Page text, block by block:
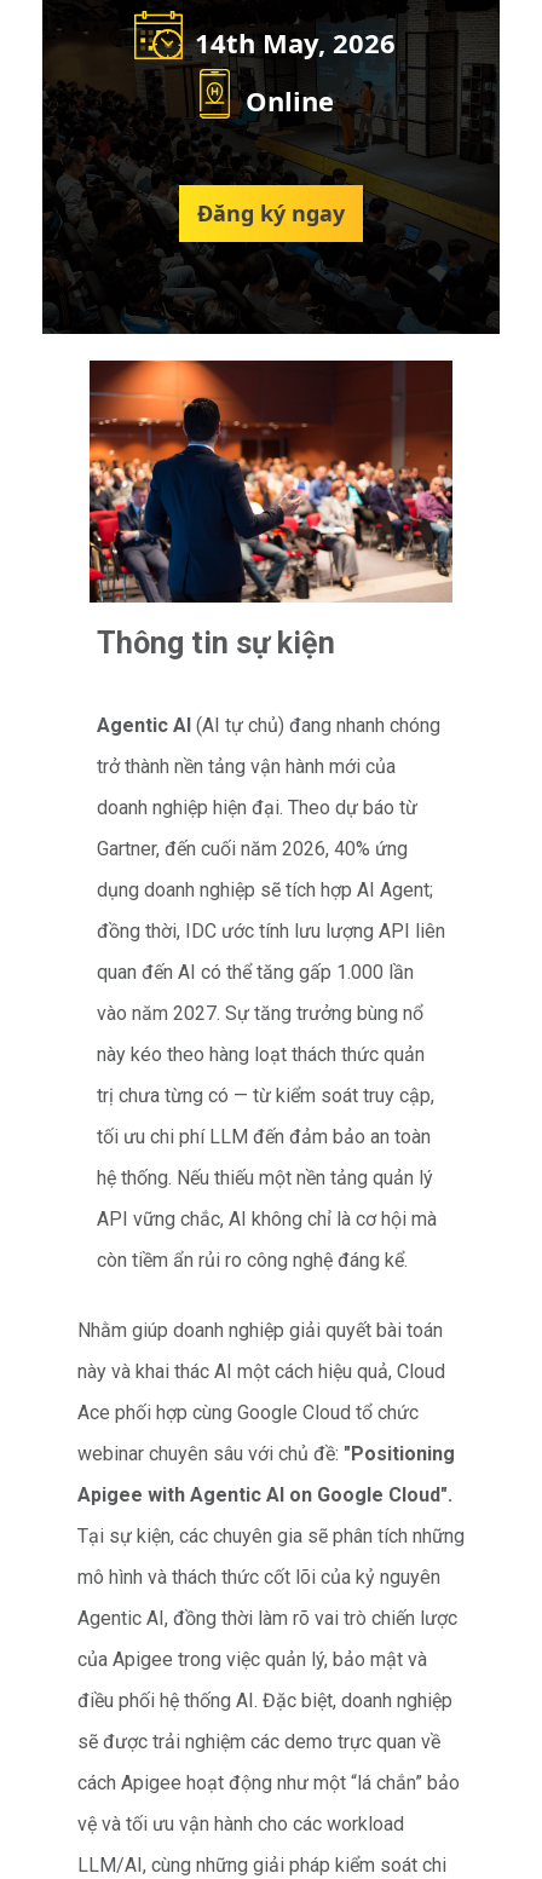
14th May, 2026
Online
Đăng ký ngay
Thông tin sự kiện
Agentic AI (AI tự chủ) đang nhanh chóng
trở thành nền tảng vận hành mới của
doanh nghiệp hiện đại. Theo dự báo từ
Gartner, đến cuối năm 2026, 40% ứng
dụng doanh nghiệp sẽ tích hợp AI Agent;
đồng thời, IDC ước tính lưu lượng API liên
quan đến AI có thể tăng gấp 1.000 lần
vào năm 2027. Sự tăng trưởng bùng nổ
này kéo theo hàng loạt thách thức quản
trị chưa từng có — từ kiểm soát truy cập,
tối ưu chi phí LLM đến đảm bảo an toàn
hệ thống. Nếu thiếu một nền tảng quản lý
API vững chắc, AI không chỉ là cơ hội mà
còn tiềm ẩn rủi ro công nghệ đáng kể.
Nhằm giúp doanh nghiệp giải quyết bài toán
này và khai thác AI một cách hiệu quả, Cloud
Ace phối hợp cùng Google Cloud tổ chức
webinar chuyên sâu với chủ đề: "Positioning
Apigee with Agentic AI on Google Cloud".
Tại sự kiện, các chuyên gia sẽ phân tích những
mô hình và thách thức cốt lõi của kỷ nguyên
Agentic AI, đồng thời làm rõ vai trò chiến lược
của Apigee trong việc quản lý, bảo mật và
điều phối hệ thống AI. Đặc biệt, doanh nghiệp
sẽ được trải nghiệm các demo trực quan về
cách Apigee hoạt động như một “lá chắn” bảo
vệ và tối ưu vận hành cho các workload
LLM/AI, cùng những giải pháp kiểm soát chi